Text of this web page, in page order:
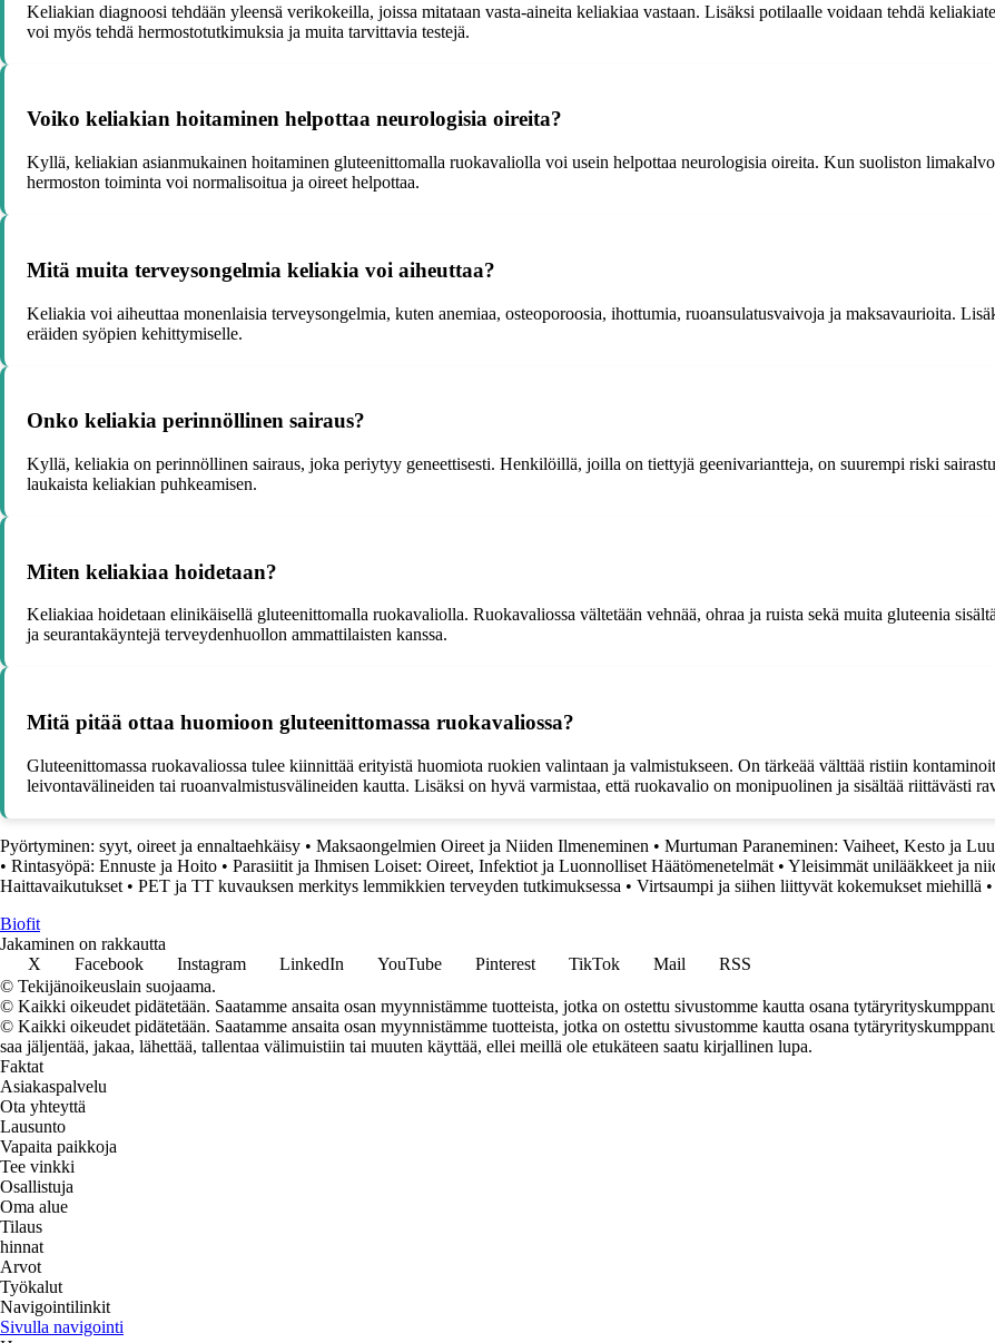
Keliakian diagnoosi tehdään yleensä verikokeilla, joissa mitataan vasta-aineita keliakiaa vastaan. Lisäksi potilaalle voidaan tehdä
voi myös tehdä hermostotutkimuksia ja muita tarvittavia testejä.
Voiko keliakian hoitaminen helpottaa neurologisia oireita?
Kyllä, keliakian asianmukainen hoitaminen gluteenittomalla ruokavaliolla voi usein helpottaa neurologisia oireita. Kun suoliston
hermoston toiminta voi normalisoitua ja oireet helpottaa.
Mitä muita terveysongelmia keliakia voi aiheuttaa?
Keliakia voi aiheuttaa monenlaisia terveysongelmia, kuten anemiaa, osteoporoosia, ihottumia, ruoansulatusvaivoja ja maksavaurioita.
eräiden syöpien kehittymiselle.
Onko keliakia perinnöllinen sairaus?
Kyllä, keliakia on perinnöllinen sairaus, joka periytyy geneettisesti. Henkilöillä, joilla on tiettyjä geenivariantteja, on suurempi riski
laukaista keliakian puhkeamisen.
Miten keliakiaa hoidetaan?
Keliakiaa hoidetaan elinikäisellä gluteenittomalla ruokavaliolla. Ruokavaliossa vältetään vehnää, ohraa ja ruista sekä muita gluteenia
ja seurantakäyntejä terveydenhuollon ammattilaisten kanssa.
Mitä pitää ottaa huomioon gluteenittomassa ruokavaliossa?
Gluteenittomassa ruokavaliossa tulee kiinnittää erityistä huomiota ruokien valintaan ja valmistukseen. On tärkeää välttää ristiin
leivontavälineiden tai ruoanvalmistusvälineiden kautta. Lisäksi on hyvä varmistaa, että ruokavalio on monipuolinen ja sisältää riittävästi
Pyörtyminen: syyt, oireet ja ennaltaehkäisy • Maksaongelmien Oireet ja Niiden Ilmeneminen • Murtuman Paraneminen: Vaiheet, Kesto ja
• Rintasyöpä: Ennuste ja Hoito • Parasiitit ja Ihmisen Loiset: Oireet, Infektiot ja Luonnolliset Häätömenetelmät • Yleisimmät unilääkkeet ja
Haittavaikutukset • PET ja TT kuvauksen merkitys lemmikkien terveyden tutkimuksessa • Virtsaumpi ja siihen liittyvät kokemukset miehillä •
Biofit
Jakaminen on rakkautta
X
Facebook Instagram LinkedIn YouTube Pinterest TikTok Mail
RSS
© Tekijänoikeuslain suojaama.
© Kaikki oikeudet pidätetään. Saatamme ansaita osan myynnistämme tuotteista, jotka on ostettu sivustomme kautta osana
© Kaikki oikeudet pidätetään. Saatamme ansaita osan myynnistämme tuotteista, jotka on ostettu sivustomme kautta osana
saa jäljentää, jakaa, lähettää, tallentaa välimuistiin tai muuten käyttää, ellei meillä ole etukäteen saatu kirjallinen lupa.
Faktat
Asiakaspalvelu
Ota yhteyttä
Lausunto
Vapaita paikkoja
Tee vinkki
Osallistuja
Oma alue
Tilaus
hinnat
Arvot
Työkalut
Navigointilinkit
Sivulla navigointi